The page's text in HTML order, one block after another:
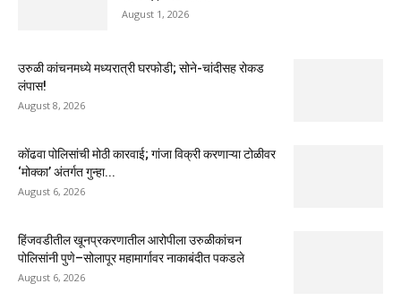
August 1, 2026
उरुळी कांचनमध्ये मध्यरात्री घरफोडी; सोने-चांदीसह रोकड
लंपास!
August 8, 2026
कोंढवा पोलिसांची मोठी कारवाई; गांजा विक्री करणाऱ्या टोळीवर
‘मोक्का’ अंतर्गत गुन्हा...
August 6, 2026
हिंजवडीतील खूनप्रकरणातील आरोपीला उरुळीकांचन
पोलिसांनी पुणे–सोलापूर महामार्गावर नाकाबंदीत पकडले
August 6, 2026